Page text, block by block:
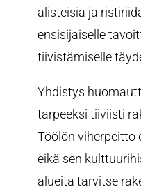
alisteisia ja
ensisijaiselle
tiivistämiselle
Yhdistys
tarpeeksi tiiviisti
Töölön viherpeitto
eikä sen
alueita tarvitse